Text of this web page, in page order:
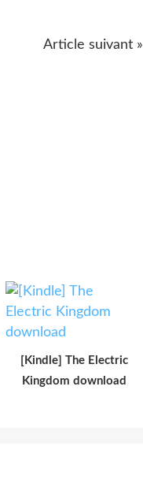
Article suivant »
[Kindle] The Electric
Kingdom download